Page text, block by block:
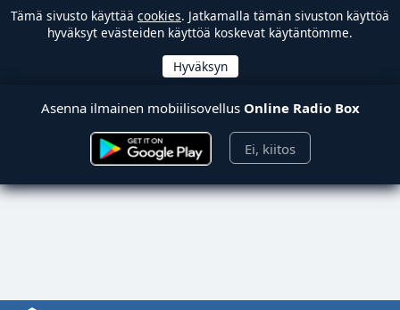
Tämä sivusto käyttää cookies. Jatkamalla tämän sivuston käyttöä
hyväksyt evästeiden käyttöä koskevat käytäntömme.
Asenna ilmainen mobiilisovellus Online Radio Box
Ei, kiitos